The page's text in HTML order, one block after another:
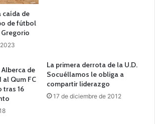
caída de
de fútbol
de
al Qum FC
tras 16
La primera derrota de la U.D.
Socuéllamos le obliga a
compartir liderazgo
17 de diciembre de 2012